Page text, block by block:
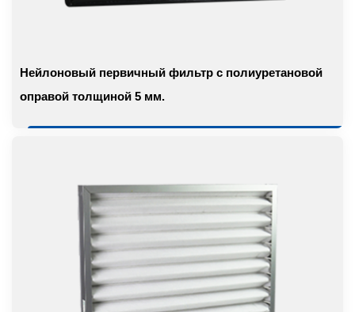
Нейлоновый первичный фильтр с полиуретановой
оправой толщиной 5 мм.